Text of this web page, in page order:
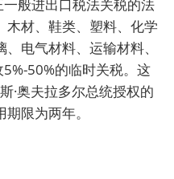
般进出口税法关税的法
木材、鞋类、塑料、化学
电气材料、运输材料、
50%的临时关税。这
·奥夫拉多尔总统授权的
限为两年。